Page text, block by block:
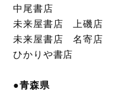
中尾書店
未来屋書店 上磯店
未来屋書店 名寄店
ひかりや書店
●青森県